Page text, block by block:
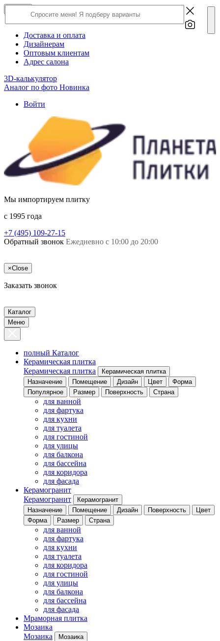
О компании
Доставка и оплата
Дизайнерам
Оптовым клиентам
Адрес салона
3D-калькулятор
Аналог по фото Новинка
Войти
Мы импортируем плитку
c 1995 года
+7 (495) 109-27-15
Обратный звонок Ежедневно с 10:00 до 20:00
×Close
Заказать звонок
Каталог
Меню
полный Каталог
Керамическая плитка
Керамическая плитка
Керамическая плитка
Назначение
Помещение Дизайн Цвет
Форма
Популярное
Размер Поверхность Страна
для ванной
для фартука
для кухни
для туалета
для гостиной
для улицы
для балкона
для бассейна
для коридора
для фасада
Керамогранит
Керамогранит
Керамогранит
Назначение
Помещение Дизайн Поверхность
Цвет
Форма
Размер Страна
для ванной
для фартука
для кухни
для туалета
для коридора
для гостиной
для улицы
для балкона
для бассейна
для фасада
Мраморная плитка
Мозаика
Мозаика
Мозаика